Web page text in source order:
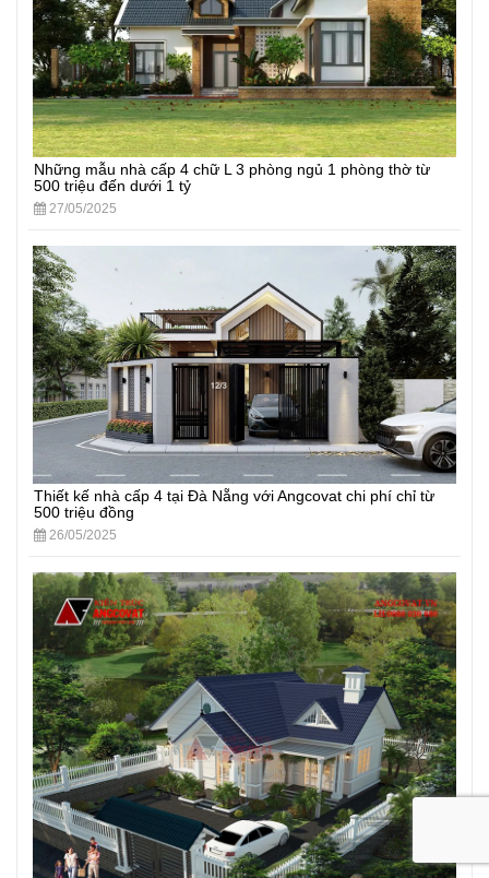
Những mẫu nhà cấp 4 chữ L 3 phòng ngủ 1 phòng thờ từ
500 triệu đến dưới 1 tỷ
27/05/2025
Thiết kế nhà cấp 4 tại Đà Nẵng với Angcovat chi phí chỉ từ
500 triệu đồng
26/05/2025